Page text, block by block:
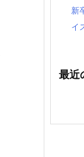
新
イ
最近